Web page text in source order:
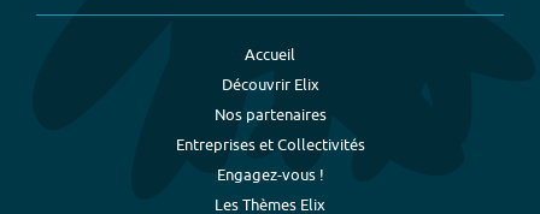
Accueil
Découvrir Elix
Nos partenaires
Entreprises et Collectivités
Engagez-vous !
Les Thèmes Elix